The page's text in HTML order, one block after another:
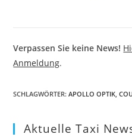
Verpassen Sie keine News!
Anmeldung.
SCHLAGWÖRTER:APOLLO OPTIK,
Aktuelle Taxi